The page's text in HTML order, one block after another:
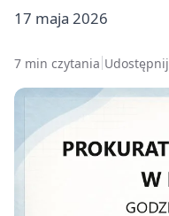
17 maja 2026
7 min czytania Udostępnij